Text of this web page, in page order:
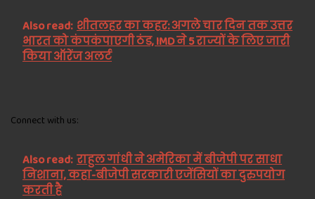
Also read: शीतलहर का कहर: अगले चार दिन तक उत्तर
भारत को कंपकंपाएगी ठंड, IMD ने 5 राज्यों के लिए जारी
किया ऑरेंज अलर्ट
Connect with us:
Also read: राहुल गांधी ने अमेरिका में बीजेपी पर साधा
निशाना, कहा-बीजेपी सरकारी एजेंसियों का दुरुपयोग
करती है